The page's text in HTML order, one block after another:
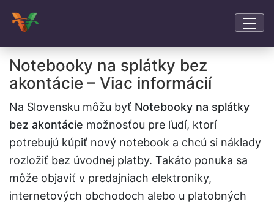
Notebooky na splátky bez
akontácie – Viac informácií
Na Slovensku môžu byť Notebooky na splátky
bez akontácie možnosťou pre ľudí, ktorí
potrebujú kúpiť nový notebook a chcú si náklady
rozložiť bez úvodnej platby. Takáto ponuka sa
môže objaviť v predajniach elektroniky,
internetových obchodoch alebo u platobných